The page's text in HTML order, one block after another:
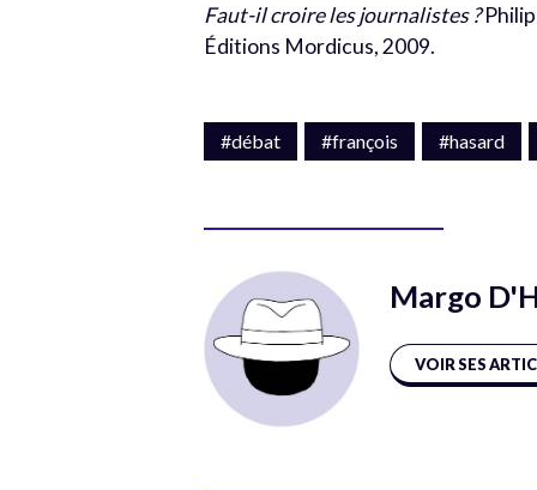
Faut-il croire les journalistes ?
Éditions Mordicus,‎ 2009.
#débat #françois #hasard
Margo
VOIR SES